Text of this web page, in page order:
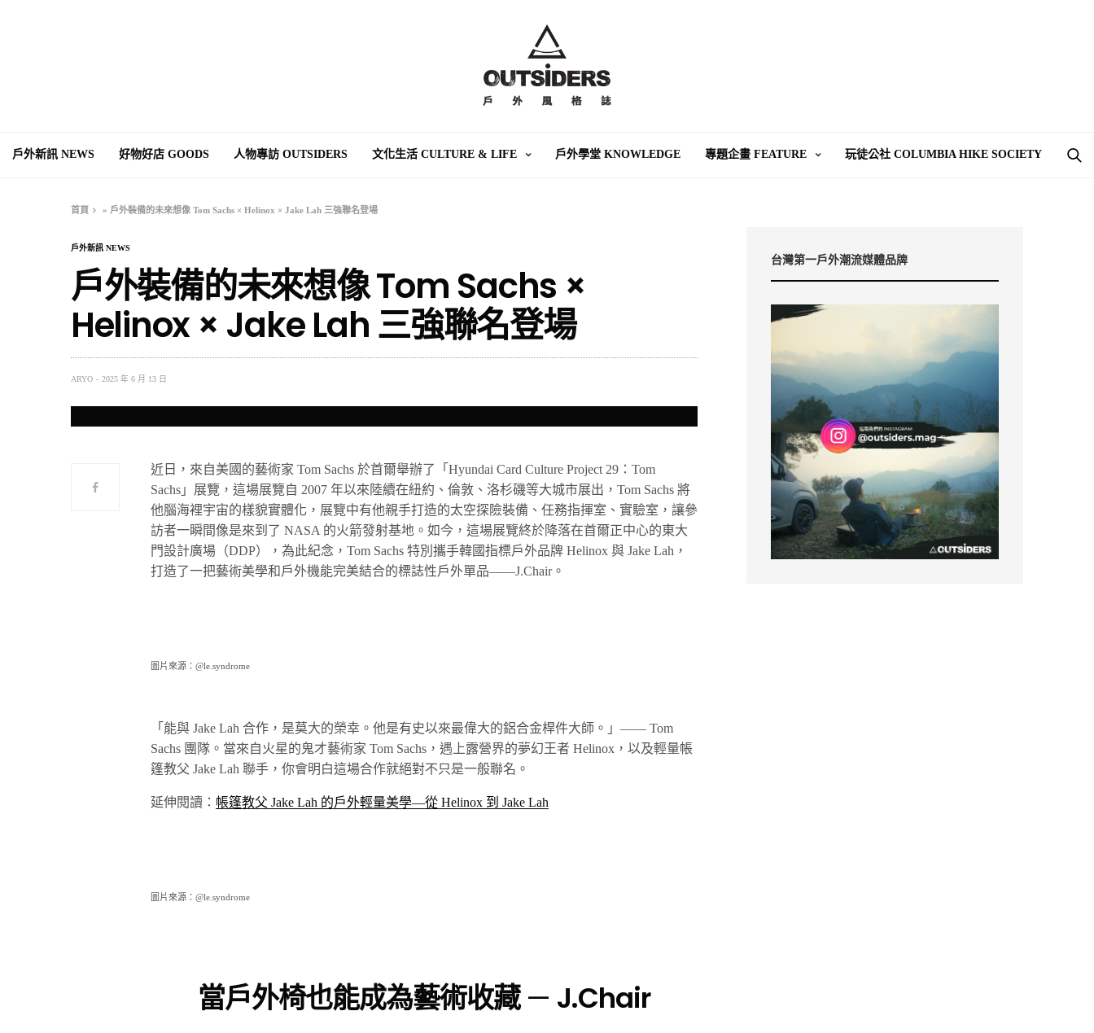
戶外新訊 NEWS 好物好店 GOODS 人物專訪 OUTSIDERS 文化生活 CULTURE & LIFE 戶外學堂 KNOWLEDGE 專題企畫 FEATURE 玩徒公社 COLUMBIA HIKE SOCIETY
首頁 » 戶外裝備的未來想像 Tom Sachs × Helinox × Jake Lah 三強聯名登場
戶外新訊 NEWS
戶外裝備的未來想像 Tom Sachs ×
Helinox × Jake Lah 三強聯名登場
ARYO 2025 年 6 月 13 日
近日，來自美國的藝術家 Tom Sachs 於首爾舉辦了「Hyundai Card Culture Project 29：Tom
Sachs」展覽，這場展覽自 2007 年以來陸續在紐約、倫敦、洛杉磯等大城市展出，Tom Sachs 將
他腦海裡宇宙的樣貌實體化，展覽中有他親手打造的太空探險裝備、任務指揮室、實驗室，讓參
訪者一瞬間像是來到了 NASA 的火箭發射基地。如今，這場展覽終於降落在首爾正中心的東大
門設計廣場（DDP），為此紀念，Tom Sachs 特別攜手韓國指標戶外品牌 Helinox 與 Jake Lah，
打造了一把藝術美學和戶外機能完美結合的標誌性戶外單品——J.Chair。
圖片來源：@le.syndrome
「能與 Jake Lah 合作，是莫大的榮幸。他是有史以來最偉大的鋁合金桿件大師。」—— Tom
Sachs 團隊。當來自火星的鬼才藝術家 Tom Sachs，遇上露營界的夢幻王者 Helinox，以及輕量帳
篷教父 Jake Lah 聯手，你會明白這場合作就絕對不只是一般聯名。
延伸閱讀： 帳篷教父 Jake Lah 的戶外輕量美學—從 Helinox 到 Jake Lah
圖片來源：@le.syndrome
當戶外椅也能成為藝術收藏— J.Chair
台灣第一戶外潮流媒體品牌